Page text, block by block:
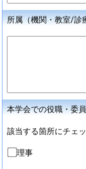
所属（機関・教室/診
本学会での役職・委
該当する箇所にチェ
理事